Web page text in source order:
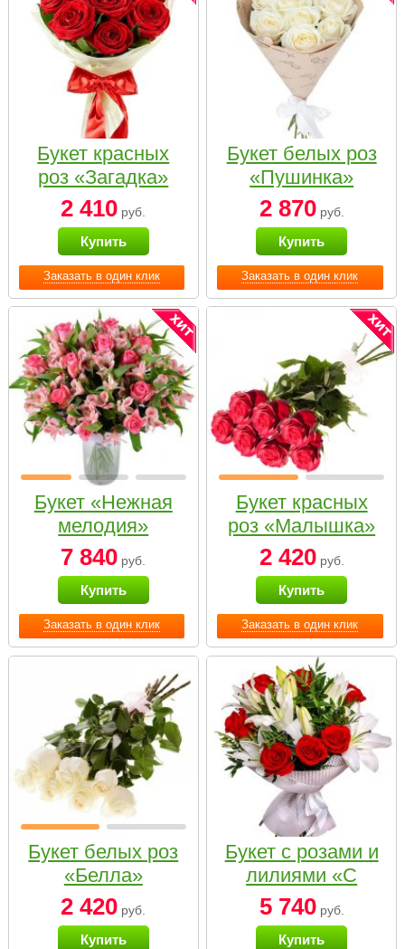
Заказать в один клик
Букет красных
роз «Загадка»
2 410 руб.
Купить
Заказать в один клик
Букет белых роз
«Пушинка»
2 870руб.
Купить
Заказать в один клик
Букет «Нежная
мелодия»
7 840 руб.
Купить
Заказать в один клик
Букет красных
роз «Малышка»
2 420руб.
Купить
Букет белых роз
«Белла»
2 420 руб.
Купить
Букет с розами и
лилиями «С
наилучшими
пожеланиями»
5 740руб.
Купить